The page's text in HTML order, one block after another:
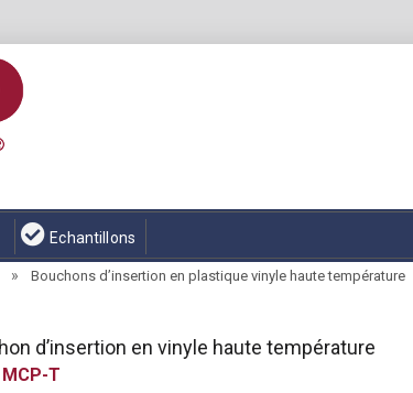
Echantillons
» Bouchons dʼinsertion en plastique vinyle haute température
dʼinsertion en vinyle haute température
MCP-T